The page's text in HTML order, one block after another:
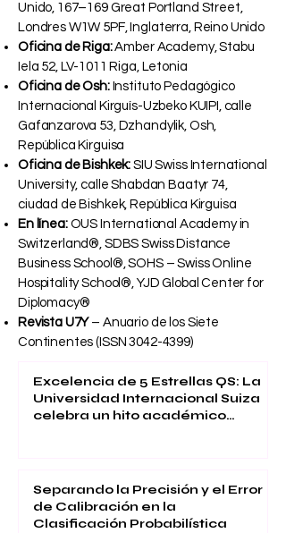
Unido, 167–169 Great Portland Street,
Londres W1W 5PF, Inglaterra, Reino Unido
Oficina de Riga:Amber Academy, Stabu
Iela 52, LV-1011 Riga, Letonia
Oficina de Osh:Instituto Pedagógico
Internacional Kirguís-Uzbeko KUIPI, calle
Gafanzarova 53, Dzhandylik, Osh,
República Kirguisa
Oficina de Bishkek: SIU Swiss International
University, calle Shabdan Baatyr 74,
ciudad de Bishkek, República Kirguisa
En línea:OUS International Academy in
Switzerland®, SDBS Swiss Distance
Business School®, SOHS – Swiss Online
Hospitality School®, YJD Global Center for
Diplomacy®
Revista U7Y– Anuario de los Siete
Continentes (ISSN3042-4399)
Excelencia de 5 Estrellas QS: La
Universidad Internacional Suiza
celebra un hito académico
Separando la Precisión y el Error
de Calibración en la
Clasificación Probabilística